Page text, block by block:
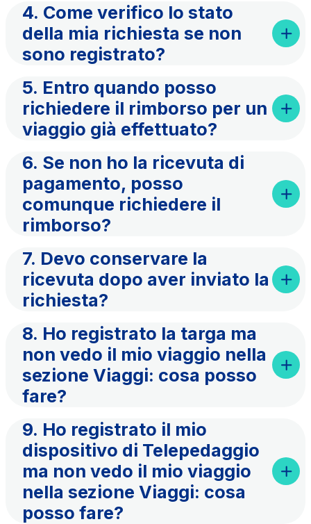
4. Come verifico lo stato
della mia richiesta se non
sono registrato?
5. Entro quando posso
richiedere il rimborso per un
viaggio già effettuato?
6. Se non ho la ricevuta di
pagamento, posso
comunque richiedere il
rimborso?
7. Devo conservare la
ricevuta dopo aver inviato la
richiesta?
8. Ho registrato la targa ma
non vedo il mio viaggio nella
sezione Viaggi: cosa posso
fare?
9. Ho registrato il mio
dispositivo di Telepedaggio
ma non vedo il mio viaggio
nella sezione Viaggi: cosa
posso fare?